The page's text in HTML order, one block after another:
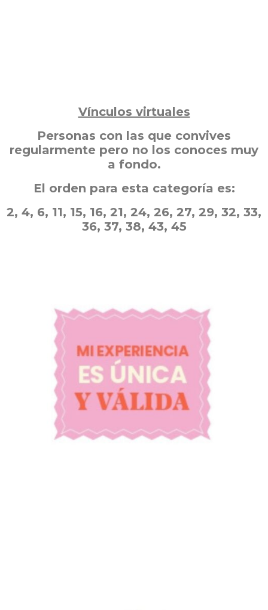
Vínculos virtuales
Personas con las que convives
regularmente pero no los conoces muy
a fondo.
El orden para esta categoría es:
2, 4, 6, 11, 15, 16, 21, 24, 26, 27, 29, 32, 33,
36, 37, 38, 43, 45